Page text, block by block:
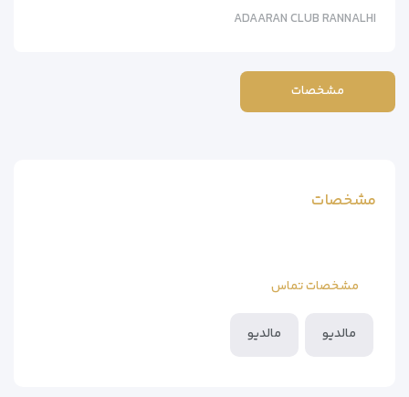
ADAARAN CLUB RANNALHI
مشخصات
مشخصات
مشخصات تماس
مالدیو مالدیو